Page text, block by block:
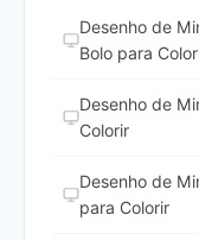
Desenho de
Bolo para
Desenho de
Colorir
Desenho de
para Colorir